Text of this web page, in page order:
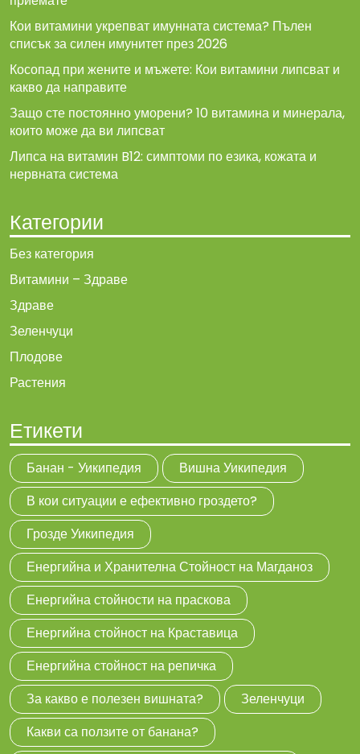
Кои витамини укрепват имунната система? Пълен
списък за силен имунитет през 2026
Косопад при жените и мъжете: Кои витамини липсват и
какво да направите
Защо сте постоянно уморени? 10 витамина и минерала,
които може да ви липсват
Липса на витамин B12: симптоми по езика, кожата и
нервната система
Категории
Без категория
Витамини – Здраве
Здраве
Зеленчуци
Плодове
Растения
Етикети
Банан - Уикипедия
Вишна Уикипедия
В кои ситуации е ефективно гроздето?
Грозде Уикипедия
Енергийна и Хранителна Стойност на Магданоз
Енергийна стойности на праскова
Енергийна стойност на Краставица
Енергийна стойност на репичка
За какво е полезен вишната?
Зеленчуци
Какви са ползите от банана?